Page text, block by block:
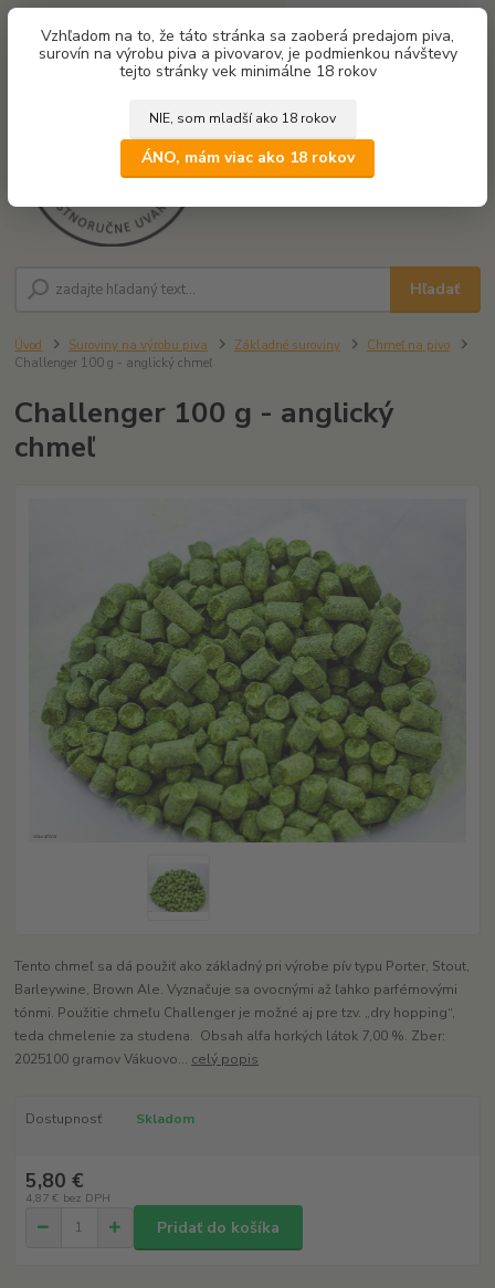
Vzhľadom na to, že táto stránka sa zaoberá predajom piva,
surovín na výrobu piva a pivovarov, je podmienkou návštevy
tejto stránky vek minimálne 18 rokov
NIE, som mladší ako 18 rokov
ÁNO, mám viac ako 18 rokov
Hľadať
za0,00 €
Úvod Suroviny na výrobu piva Základné suroviny
Chmeľ na pivo
Challenger 100 g - anglický chmeľ
Challenger 100 g - anglický
chmeľ
Tento chmeľ sa dá použiť ako základný pri výrobe pív typu Porter, Stout,
Barleywine, Brown Ale. Vyznačuje sa ovocnými až ľahko parfémovými
tónmi. Použitie chmeľu Challenger je možné aj pre tzv. „dry hopping“,
teda chmelenie za studena. Obsah alfa horkých látok 7,00 %. Zber:
2025100 gramov Vákuovo... celý popis
Dostupnosť Skladom
5,80 €
4,87 € bez DPH
Pridať do košíka